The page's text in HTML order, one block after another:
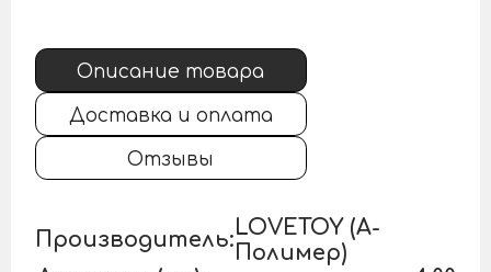
Описание товара
Доставка и оплата
Отзывы
Производитель:
LOVETOY (А-
Полимер)